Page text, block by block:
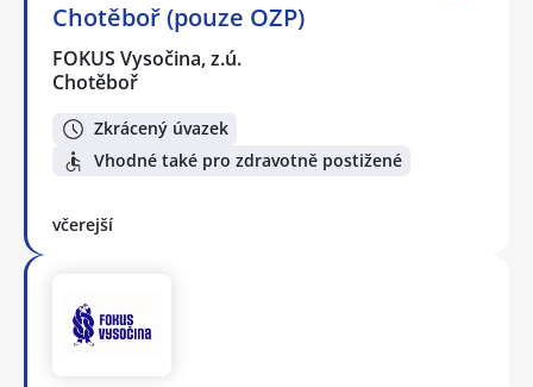
Chotěboř (pouze OZP)
FOKUS Vysočina, z.ú.
Chotěboř
Zkrácený úvazek
Vhodné také pro zdravotně postižené
včerejší